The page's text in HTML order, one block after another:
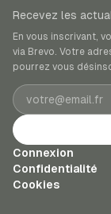
Recevez les
En vous inscrivant,
via Brevo. Votre
pourrez vous
Adresse e-mail
Connexion
Confidentialité
Cookies